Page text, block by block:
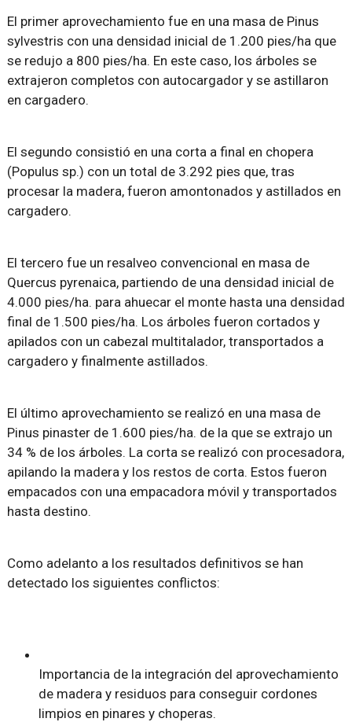
El primer aprovechamiento fue en una masa de Pinus
sylvestris con una densidad inicial de 1.200 pies/ha que
se redujo a 800 pies/ha. En este caso, los árboles se
extrajeron completos con autocargador y se astillaron
en cargadero.
El segundo consistió en una corta a final en chopera
(Populus sp.) con un total de 3.292 pies que, tras
procesar la madera, fueron amontonados y astillados en
cargadero.
El tercero fue un resalveo convencional en masa de
Quercus pyrenaica, partiendo de una densidad inicial de
4.000 pies/ha. para ahuecar el monte hasta una densidad
final de 1.500 pies/ha. Los árboles fueron cortados y
apilados con un cabezal multitalador, transportados a
cargadero y finalmente astillados.
El último aprovechamiento se realizó en una masa de
Pinus pinaster de 1.600 pies/ha. de la que se extrajo un
34 % de los árboles. La corta se realizó con procesadora,
apilando la madera y los restos de corta. Estos fueron
empacados con una empacadora móvil y transportados
hasta destino.
Como adelanto a los resultados definitivos se han
detectado los siguientes conflictos:
Importancia de la integración del aprovechamiento
de madera y residuos para conseguir cordones
limpios en pinares y choperas.